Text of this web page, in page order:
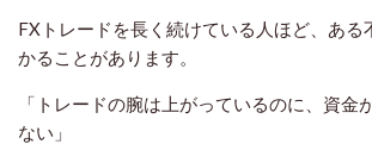
FXトレードを長く続けている人ほど、ある
かることがあります。
「トレードの腕は上がっているのに、資金
ない」